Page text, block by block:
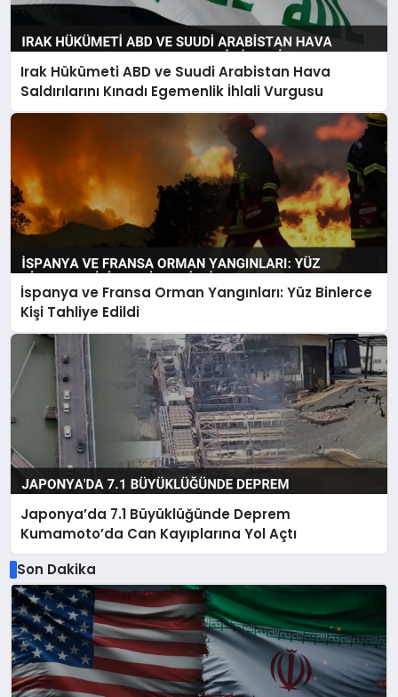
Irak Hükümeti ABD ve Suudi Arabistan Hava
Saldırılarını Kınadı Egemenlik İhlali Vurgusu
İspanya ve Fransa Orman Yangınları: Yüz Binlerce
Kişi Tahliye Edildi
Japonya’da 7.1 Büyüklüğünde Deprem
Kumamoto’da Can Kayıplarına Yol Açtı
Son Dakika